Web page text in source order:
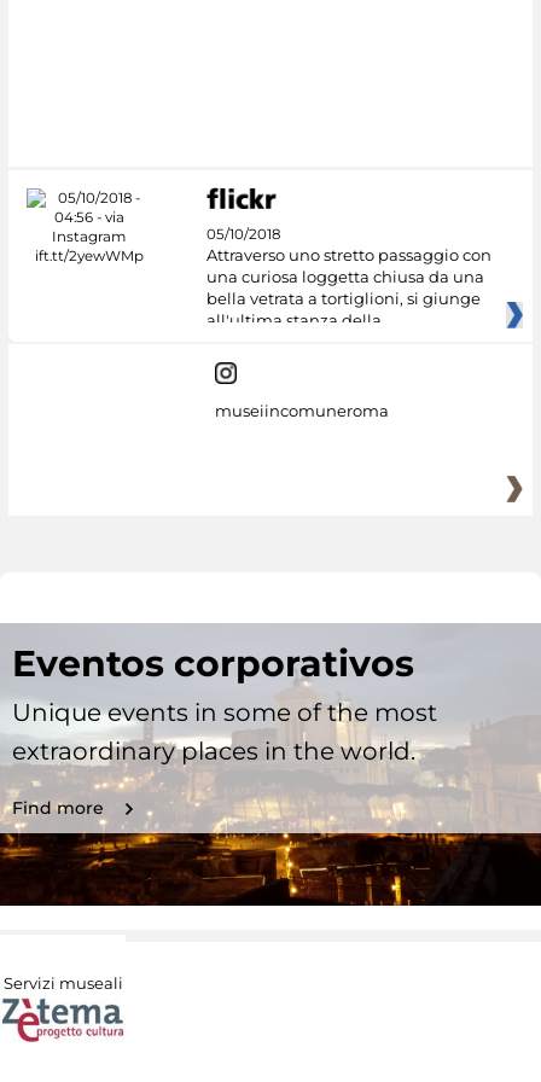
05/10/2018
Attraverso uno stretto passaggio con
una curiosa loggetta chiusa da una
bella vetrata a tortiglioni, si giunge
all'ultima stanza della
museiincomuneroma
Eventos corporativos
Unique events in some of the most
extraordinary places in the world.
Find more
Servizi museali